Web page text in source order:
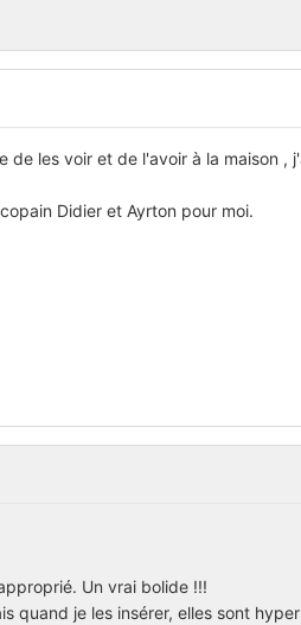
les voir et de l'avoir à la maison ,
Didier et Ayrton pour moi.
Un vrai bolide !!!
quand je les insérer, elles sont